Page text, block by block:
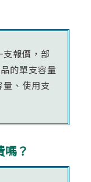
報價，部
的單支容量
、使用支
？